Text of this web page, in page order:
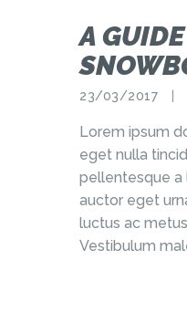
A
23/03/2017
Lorem ipsum
eget nulla
pellentesque a
auctor eget
luctus ac
Vestibulum